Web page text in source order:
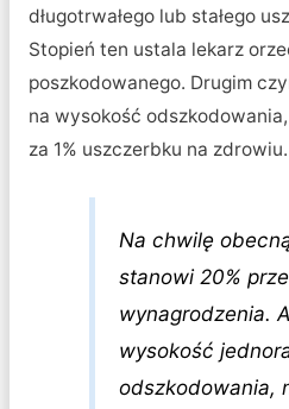
długotrwałego lub stałego
Stopień ten ustala lekarz
poszkodowanego. Drugim
na wysokość
za 1% uszczerbku na zdrowiu.
Na chwilę
stanowi 20%
wynagrodzenia.
wysokość
odszkodowania,